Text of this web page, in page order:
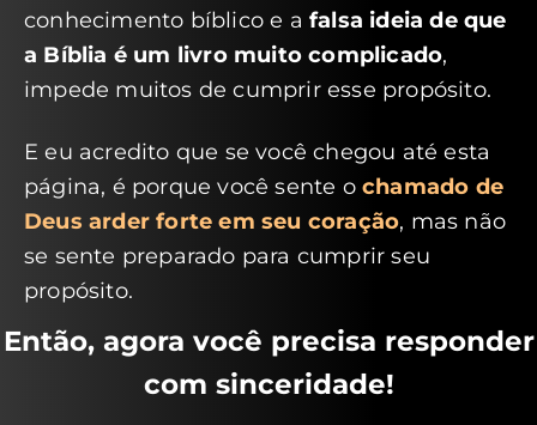
conhecimento bíblico e a falsa ideia de que
a Bíblia é um livro muito complicado,
impede muitos de cumprir esse propósito.
E eu acredito que se você chegou até esta
página, é porque você sente o chamado de
Deus arder forte em seu coração, mas não
se sente preparado para cumprir seu
propósito.
Então, agora você precisa responder
com sinceridade!